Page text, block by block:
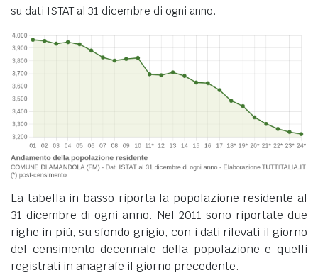
su dati ISTAT al 31 dicembre di ogni anno.
La tabella in basso riporta la popolazione residente al
31 dicembre di ogni anno. Nel 2011 sono riportate due
righe in più, su sfondo grigio, con i dati rilevati il giorno
del censimento decennale della popolazione e quelli
registrati in anagrafe il giorno precedente.